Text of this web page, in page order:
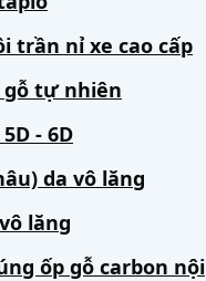
trần nỉ xe cao cấp
gỗ tự nhiên
- 6D
da vô lăng
lăng
ốp gỗ carbon nội